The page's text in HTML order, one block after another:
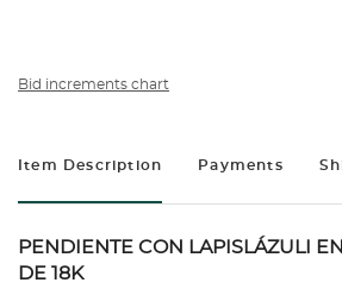
Bid increments chart
Item Description Payments
PENDIENTE CON LAPISLÁZULI
DE 18K